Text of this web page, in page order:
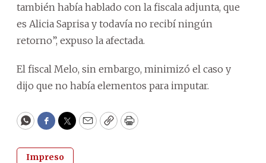
también había hablado con la fiscala adjunta, que
es Alicia Saprisa y todavía no recibí ningún
retorno”, expuso la afectada.
El fiscal Melo, sin embargo, minimizó el caso y
dijo que no había elementos para imputar.
WhatsApp
Facebook
Twitter
EmailCopyPrint
Impreso